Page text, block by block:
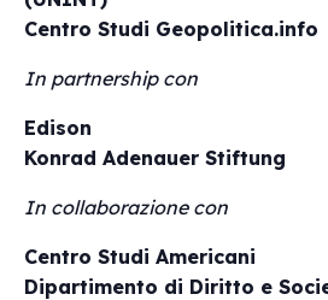
Centro Studi Geopolitica.info
In partnership con
Edison
Konrad Adenauer Stiftung
In collaborazione con
Centro Studi Americani
Dipartimento di Diritto e